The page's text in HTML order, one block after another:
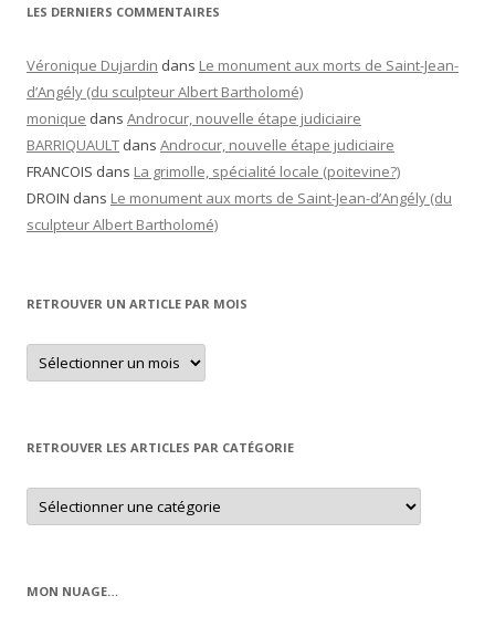
LES DERNIERS COMMENTAIRES
Véronique Dujardin dans Le monument aux morts de Saint-Jean-
d’Angély (du sculpteur Albert Bartholomé)
monique dans Androcur, nouvelle étape judiciaire
BARRIQUAULT dans Androcur, nouvelle étape judiciaire
FRANCOIS dans La grimolle, spécialité locale (poitevine?)
DROIN dans Le monument aux morts de Saint-Jean-d’Angély (du
sculpteur Albert Bartholomé)
RETROUVER UN ARTICLE PAR MOIS
Retrouver
un
article
RETROUVER LES ARTICLES PAR CATÉGORIE
Retrouver
les
articles
MON NUAGE…